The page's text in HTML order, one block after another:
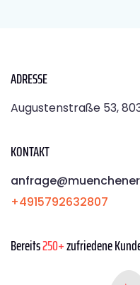
ADRESSE
Augustenstraße 53,
KONTAKT
+4915792632807
Bereits250+zufriedene